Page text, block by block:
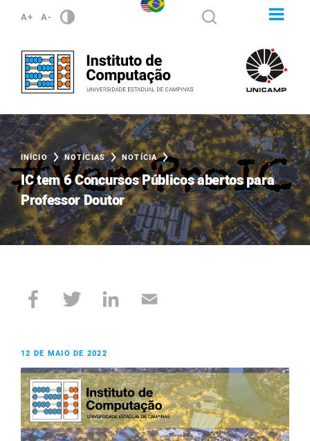
A+ A-
INÍCIO NOTÍCIAS NOTÍCIA
IC tem 6 Concursos Públicos abertos para
Professor Doutor
12 DE MAIO DE 2022